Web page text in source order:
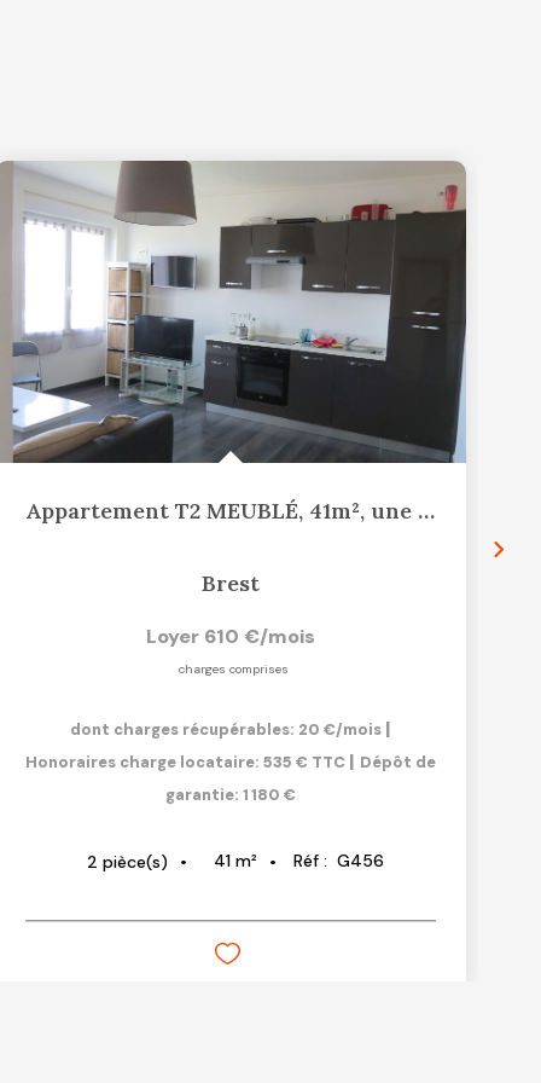
Appartement T2 MEUBLÉ, 41m², une chambre séparée, Rue...
Brest
Loyer 610 €/mois
charges comprises
dont charges récupérables: 20 €/mois |
Honoraires charge locataire: 535 € TTC | Dépôt de
garantie: 1 180 €
2 pièce(s) 41 m² Réf : G456